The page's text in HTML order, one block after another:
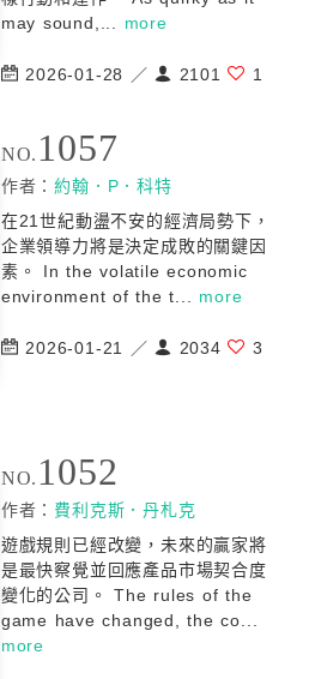
may sound,... more
2026-01-28 ／ 2101 1
NO. 1057
作者：約翰．P．科特
在21世紀動盪不安的經濟局勢下，
企業領導力將是決定成敗的關鍵因
素。 In the volatile economic
environment of the t... more
2026-01-21 ／ 2034 3
NO. 1052
作者： 費利克斯．丹札克
遊戲規則已經改變，未來的贏家將
是最快察覺並回應產品市場契合度
變化的公司。 The rules of the
game have changed, the co...
more